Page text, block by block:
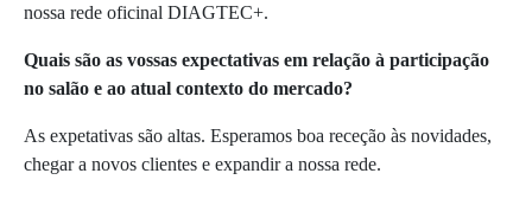
nossa rede oficinal DIAGTEC+.
Quais são as vossas expectativas em relação à participação
no salão e ao atual contexto do mercado?
As expetativas são altas. Esperamos boa receção às novidades,
chegar a novos clientes e expandir a nossa rede.